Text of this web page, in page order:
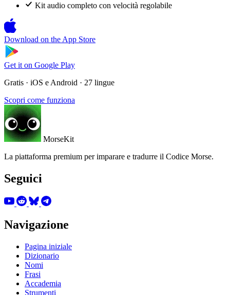
Kit audio completo con velocità regolabile
Download on the App Store
Get it on Google Play
Gratis · iOS e Android · 27 lingue
Scopri come funziona
MorseKit
La piattaforma premium per imparare e tradurre il Codice Morse.
Seguici
Navigazione
Pagina iniziale
Dizionario
Nomi
Frasi
Accademia
Strumenti